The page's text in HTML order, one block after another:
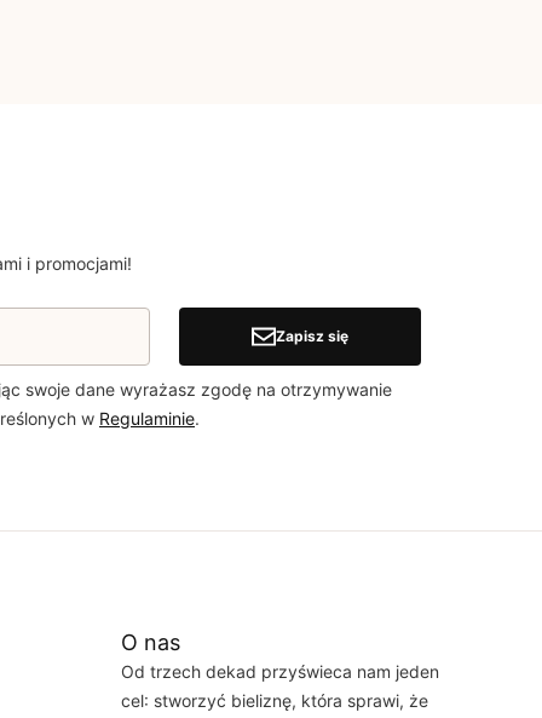
i promocjami!
Zapisz się
swoje dane wyrażasz zgodę na otrzymywanie
w Regulaminie.
O nas
Od trzech dekad przyświeca nam jeden
cel: stworzyć bieliznę, która sprawi, że